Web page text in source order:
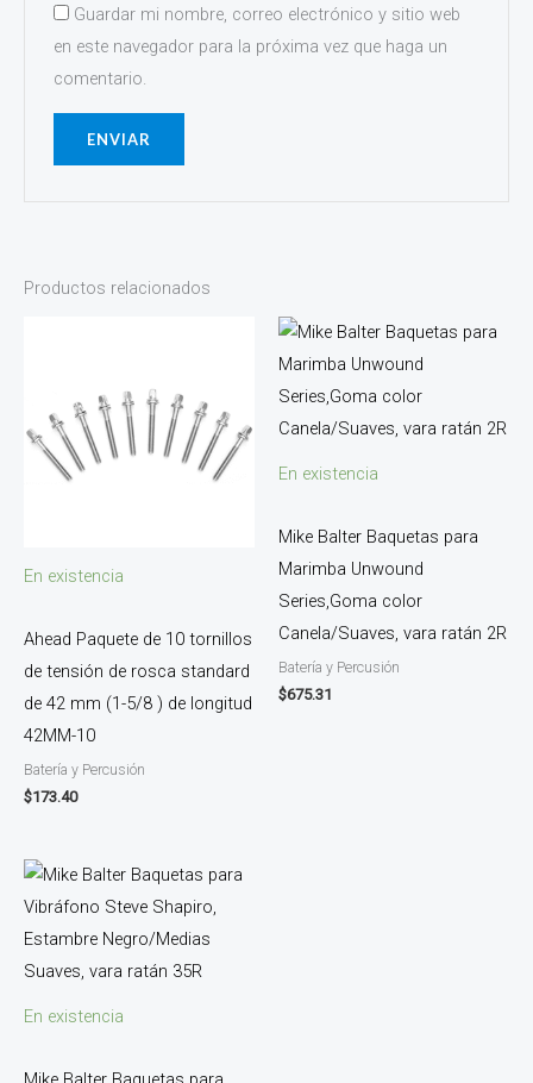
Guardar mi nombre, correo electrónico y sitio web
en este navegador para la próxima vez que haga un
comentario.
Productos relacionados
En existencia
Ahead Paquete de 10 tornillos
de tensión de rosca standard
de 42 mm (1-5/8 ) de longitud
42MM-10
Batería y Percusión
$173.40
En existencia
Mike Balter Baquetas para
Marimba Unwound
Series,Goma color
Canela/Suaves, vara ratán 2R
Batería y Percusión
$675.31
En existencia